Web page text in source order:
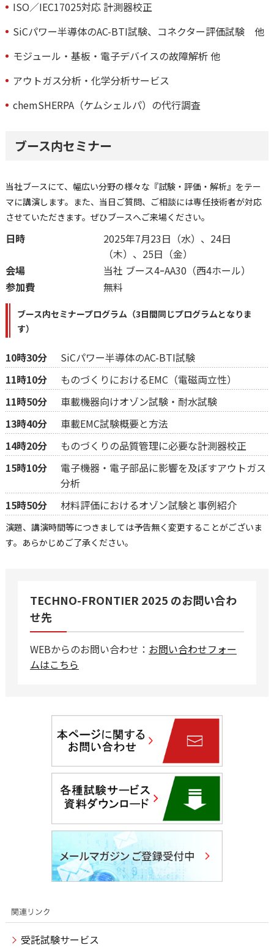
ISO／IEC17025対応 計測器校正
SiCパワー半導体のAC-BTI試験、コネクター評価試験 他
モジュール・基板・電子デバイスの故障解析 他
アウトガス分析・化学分析サービス
chemSHERPA（ケムシェルパ）の代行調査
ブース内セミナー
当社ブースにて、幅広い分野の様々な『試験・評価・解析』をテー
マに講演します。また、当日ご質問、ご相談には専任技術者が対応
させていただきます。ぜひブースへご来場ください。
日時
2025年7月23日（水）、24日
（木）、25日（金）
会場
当社 ブース4ｰAA30（西4ホール）
参加費
無料
ブース内セミナープログラム（3日間同じプログラムとなりま
す）
10時30分
SiCパワー半導体のAC-BTI試験
11時10分
ものづくりにおけるEMC（電磁両立性）
11時50分
車載機器向けオゾン試験・耐水試験
13時40分
車載EMC試験概要と方法
14時20分
ものづくりの品質管理に必要な計測器校正
15時10分
電子機器・電子部品に影響を及ぼすアウトガス
分析
15時50分
材料評価におけるオゾン試験と事例紹介
演題、講演時間等につきましては予告無く変更することがございま
す。あらかじめご了承ください。
TECHNO-FRONTIER 2025 のお問い合わ
せ先
WEBからのお問い合わせ： お問い合わせフォー
ムはこちら
受託試験サービス